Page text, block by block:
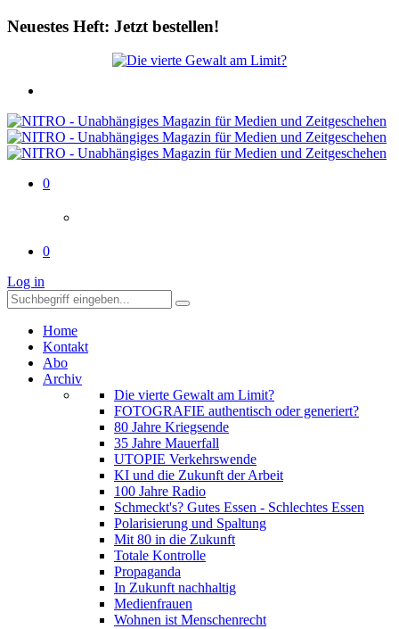
Neuestes Heft: Jetzt bestellen!
0
0
Log in
Home
Kontakt
Abo
Archiv
Die vierte Gewalt am Limit?
FOTOGRAFIE authentisch oder generiert?
80 Jahre Kriegsende
35 Jahre Mauerfall
UTOPIE Verkehrswende
KI und die Zukunft der Arbeit
100 Jahre Radio
Schmeckt's? Gutes Essen - Schlechtes Essen
Polarisierung und Spaltung
Mit 80 in die Zukunft
Totale Kontrolle
Propaganda
In Zukunft nachhaltig
Medienfrauen
Wohnen ist Menschenrecht